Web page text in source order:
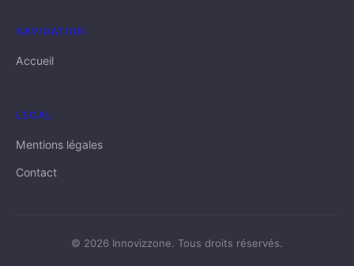
NAVIGATION
Accueil
LÉGAL
Mentions légales
Contact
© 2026 Innovizzone. Tous droits réservés.